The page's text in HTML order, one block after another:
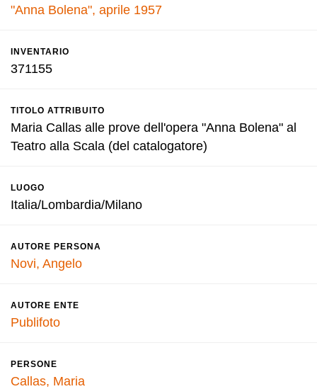
"Anna Bolena", aprile 1957
INVENTARIO
371155
TITOLO ATTRIBUITO
Maria Callas alle prove dell'opera "Anna Bolena" al
Teatro alla Scala (del catalogatore)
LUOGO
Italia/Lombardia/Milano
AUTORE PERSONA
Novi, Angelo
AUTORE ENTE
Publifoto
PERSONE
Callas, Maria